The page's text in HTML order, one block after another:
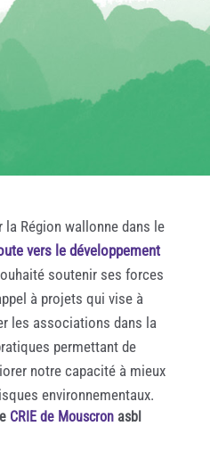
Région wallonne dans le
vers le développement
soutenir ses forces
à projets qui vise à
les associations dans la
permettant de
notre capacité à mieux
environnementaux.
CRIE de Mouscronasbl